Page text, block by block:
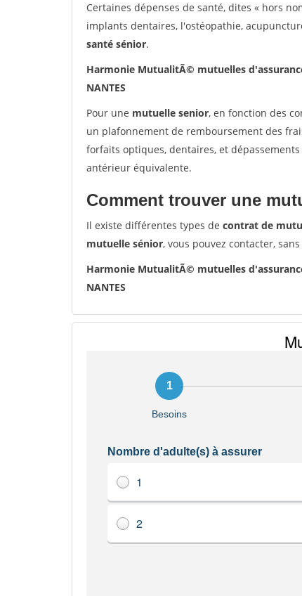
Certaines dépenses de santé, dites « hors
implants dentaires, l'ostéopathie,
santé sénior.
Harmonie MutualitÃ© mutuelles
NANTES
Pour une mutuelle senior, en fonction des
un plafonnement de remboursement des
forfaits optiques, dentaires, et
antérieur équivalente.
Comment trouver une
Il existe différentes types de contrat de
mutuelle sénior, vous pouvez contacter,
Harmonie MutualitÃ© mutuelles
NANTES